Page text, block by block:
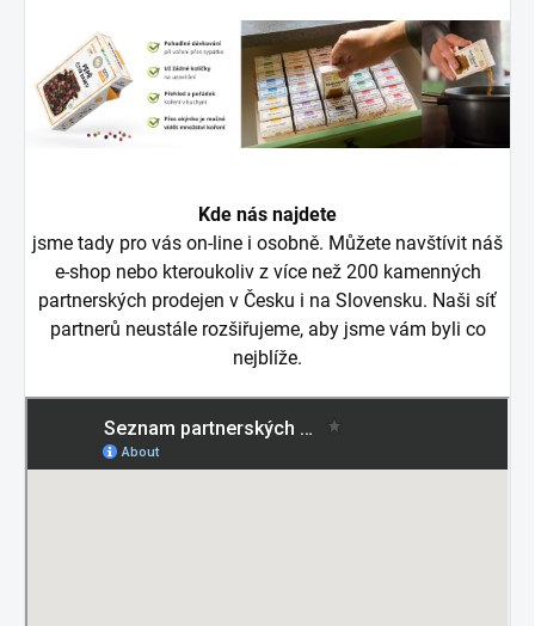
Kde nás najdete
jsme tady pro vás on-line i osobně. Můžete navštívit náš
e-shop nebo kteroukoliv z více než 200 kamenných
partnerských prodejen v Česku i na Slovensku. Naši síť
partnerů neustále rozšiřujeme, aby jsme vám byli co
nejblíže.